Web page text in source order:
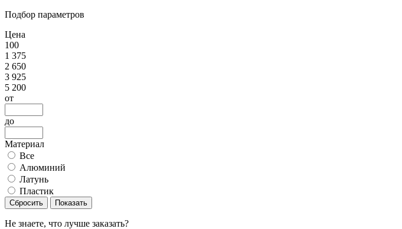
Подбор параметров
Цена
100
1 375
2 650
3 925
5 200
от
до
Материал
Все
Алюминий
Латунь
Пластик
Сбросить Показать
Не знаете, что лучше заказать?